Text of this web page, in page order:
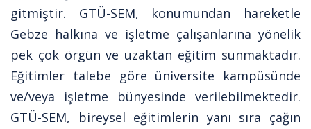
gitmiştir. GTÜ-SEM, konumundan hareketle
Gebze halkına ve işletme çalışanlarına yönelik
pek çok örgün ve uzaktan eğitim sunmaktadır.
Eğitimler talebe göre üniversite kampüsünde
ve/veya işletme bünyesinde verilebilmektedir.
GTÜ-SEM, bireysel eğitimlerin yanı sıra çağın